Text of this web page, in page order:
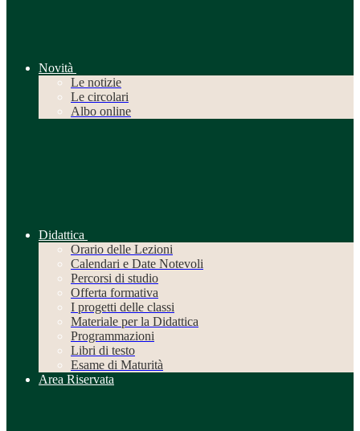
Novità
Le notizie
Le circolari
Albo online
Didattica
Orario delle Lezioni
Calendari e Date Notevoli
Percorsi di studio
Offerta formativa
I progetti delle classi
Materiale per la Didattica
Programmazioni
Libri di testo
Esame di Maturità
Area Riservata